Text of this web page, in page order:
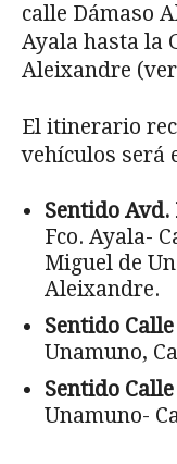
calle Dámaso
Ayala hasta la
Aleixandre
El itinerario
vehículos será
Sentido
Fco. Ayala-
Miguel de
Aleixandre.
Sentido
Unamuno,
Sentido
Unamuno-